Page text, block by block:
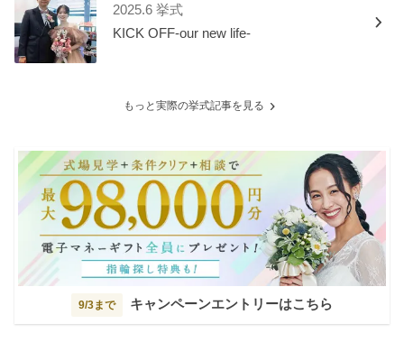
2025.6 挙式
KICK OFF-our new life-
もっと実際の挙式記事を見る
9/3まで キャンペーンエントリーはこちら